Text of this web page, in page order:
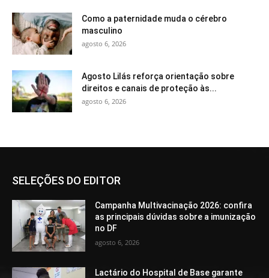
Como a paternidade muda o cérebro
masculino
agosto 6, 2026
Agosto Lilás reforça orientação sobre
direitos e canais de proteção às...
agosto 6, 2026
SELEÇÕES DO EDITOR
Campanha Multivacinação 2026: confira
as principais dúvidas sobre a imunização
no DF
agosto 6, 2026
Lactário do Hospital de Base garante